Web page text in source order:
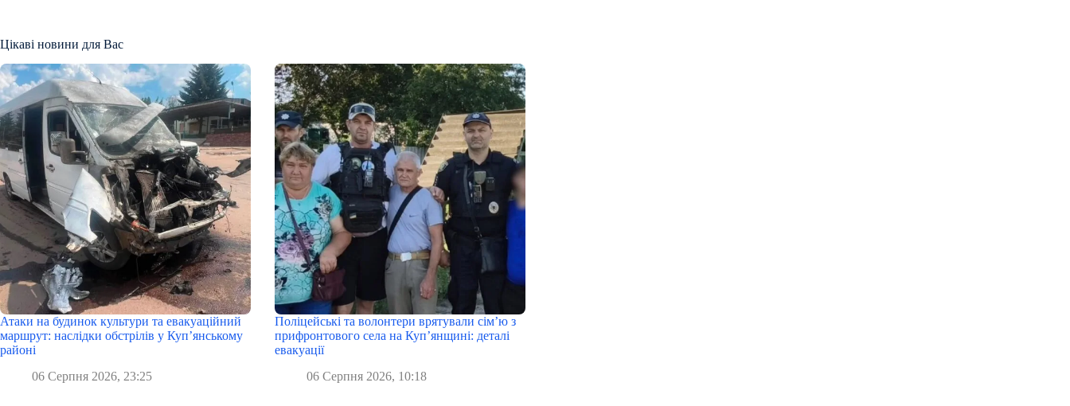
Цікаві новини для Вас
Атаки на будинок культури та евакуаційний
маршрут: наслідки обстрілів у Куп’янському
районі
06 Серпня 2026, 23:25
Поліцейські та волонтери врятували сім’ю з
прифронтового села на Куп’янщині: деталі
евакуації
06 Серпня 2026, 10:18